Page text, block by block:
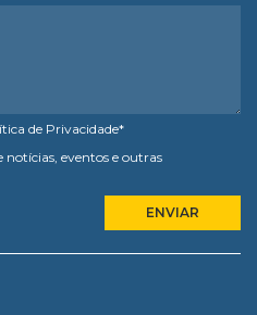
de Privacidade*
notícias, eventos e outras